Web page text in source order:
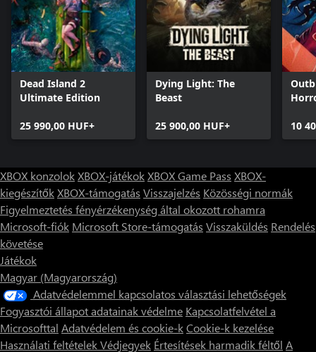
Dead Island 2
Ultimate Edition
25 990,00 HUF+
Dying Light: The
Beast
25 900,00 HUF+ 10
XBOX konzolokXBOX-játékokXBOX Game Pass XBOX-
kiegészítőkXBOX-támogatás Visszajelzés Közösségi normák
Figyelmeztetés fényérzékenység által okozott rohamra
Microsoft-fiók Microsoft Store-támogatás Visszaküldés Rendelés
követése
Játékok
Magyar (Magyarország)
Adatvédelemmel kapcsolatos választási lehetőségek
Fogyasztói állapot adatainak védelme Kapcsolatfelvétel a
Microsofttal Adatvédelem és cookie-kCookie-k kezelése
Használati feltételekVédjegyek Értesítések harmadik féltől A